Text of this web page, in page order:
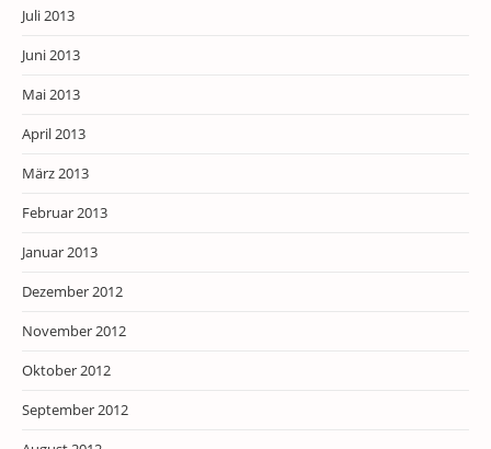
Juli 2013
Juni 2013
Mai 2013
April 2013
März 2013
Februar 2013
Januar 2013
Dezember 2012
November 2012
Oktober 2012
September 2012